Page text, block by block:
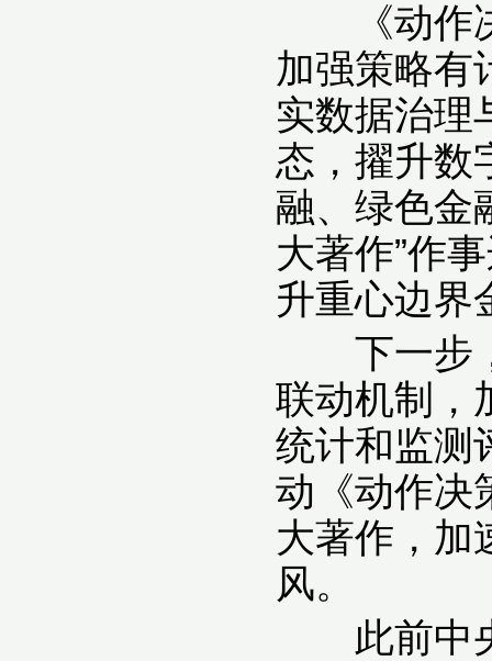
《动作决
加强策略有
实数据治理
态，擢升数
融、绿色金
大著作”作
升重心边界
下一步，
联动机制，
统计和监测
动《动作决
大著作，加
风。
此前中央